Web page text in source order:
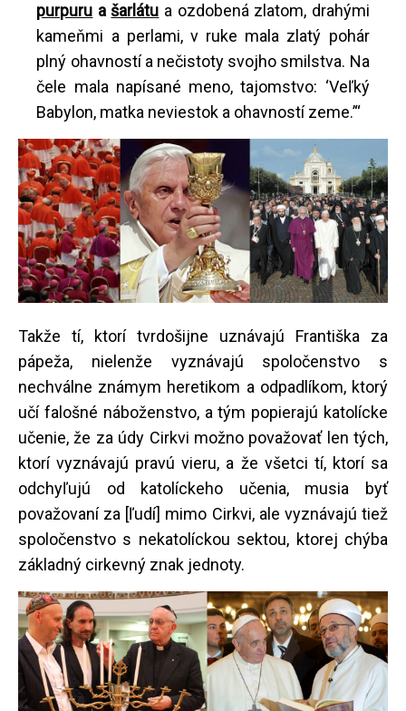
purpuru ašarlátu a ozdobená zlatom, drahými
kameňmi a perlami, v ruke mala zlatý pohár
plný ohavností a nečistoty svojho smilstva. Na
čele mala napísané meno, tajomstvo: ‘Veľký
Babylon, matka neviestok a ohavností zeme.’“
Takže tí, ktorí tvrdošijne uznávajú Františka za
pápeža, nielenže vyznávajú spoločenstvo s
nechválne známym heretikom a odpadlíkom, ktorý
učí falošné náboženstvo, a tým popierajú katolícke
učenie, že za údy Cirkvi možno považovať len tých,
ktorí vyznávajú pravú vieru, a že všetci tí, ktorí sa
odchyľujú od katolíckeho učenia, musia byť
považovaní za [ľudí] mimo Cirkvi, ale vyznávajú tiež
spoločenstvo s nekatolíckou sektou, ktorej chýba
základný cirkevný znak jednoty.